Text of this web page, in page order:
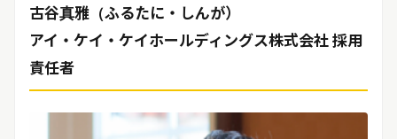
古谷真雅（ふるたに・しんが）
アイ・ケイ・ケイホールディングス株式会社 採用
責任者